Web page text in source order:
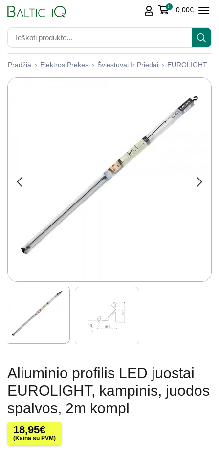
0 0,00€
Pradžia Elektros Prekės Šviestuvai Ir Priedai EUROLIGHT
Aliuminio profilis LED juostai
EUROLIGHT, kampinis, juodos
spalvos, 2m kompl
18,95€
(Kaina su PVM)